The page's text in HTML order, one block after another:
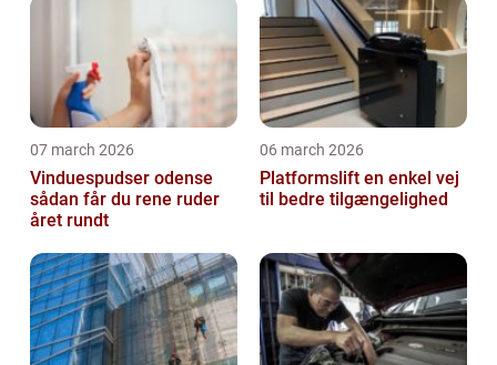
07 march 2026
Vinduespudser odense
sådan får du rene ruder
året rundt
06 march 2026
Platformslift en enkel vej
til bedre tilgængelighed